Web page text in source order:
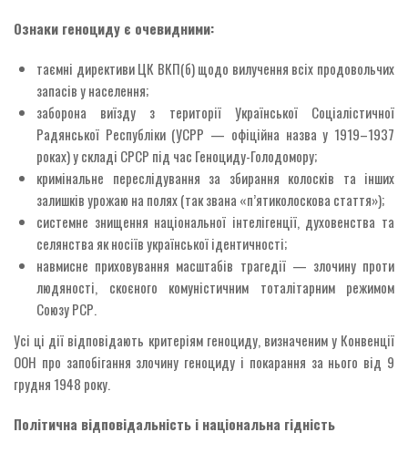
Ознаки геноциду є очевидними:
таємні директиви ЦК ВКП(б) щодо вилучення всіх продовольчих
запасів у населення;
заборона виїзду з території Української Соціалістичної
Радянської Республіки (УСРР — офіційна назва у 1919–1937
роках) у складі СРСР під час Геноциду-Голодомору;
кримінальне переслідування за збирання колосків та інших
залишків урожаю на полях (так звана «п’ятиколоскова стаття»);
системне знищення національної інтелігенції, духовенства та
селянства як носіїв української ідентичності;
навмисне приховування масштабів трагедії — злочину проти
людяності, скоєного комуністичним тоталітарним режимом
Союзу РСР.
Усі ці дії відповідають критеріям геноциду, визначеним у Конвенції
ООН про запобігання злочину геноциду і покарання за нього від 9
грудня 1948 року.
Політична відповідальність і національна гідність